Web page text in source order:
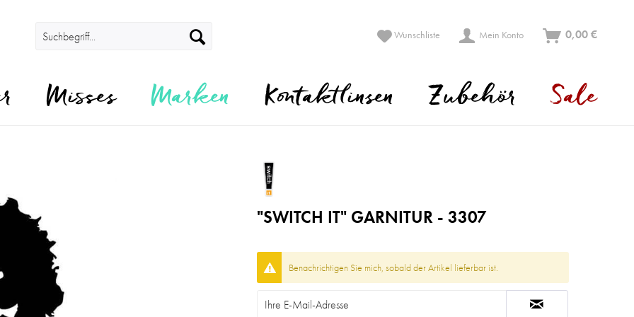
Wunschliste Mein Konto 0,00 €
Misses Marken Kontaktlinsen Zubehör Sale
"SWITCH IT" GARNITUR - 3307
Benachrichtigen Sie mich, sobald der Artikel lieferbar ist.